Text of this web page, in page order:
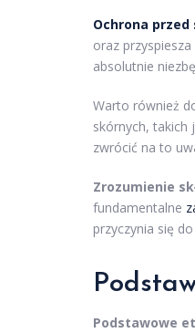
Ochrona przed
oraz
absolutnie
Warto również
skórnych,
zwrócić na to
Zrozumienie
fundamentalne
przyczynia się
Podstawowe